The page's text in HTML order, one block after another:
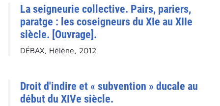
La seigneurie collective. Pairs, pariers,
paratge : les coseigneurs du XIe au XIIe
siècle. [Ouvrage].
DÉBAX, Hélène, 2012
Droit d'indire et « subvention » ducale au
début du XIVe siècle.